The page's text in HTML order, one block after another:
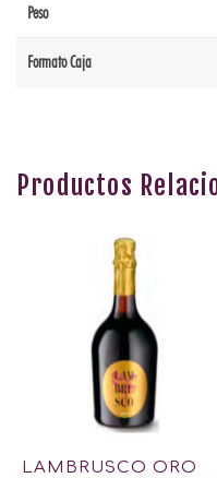
Peso
Formato Caja
Productos
LAMBRUSCO ORO